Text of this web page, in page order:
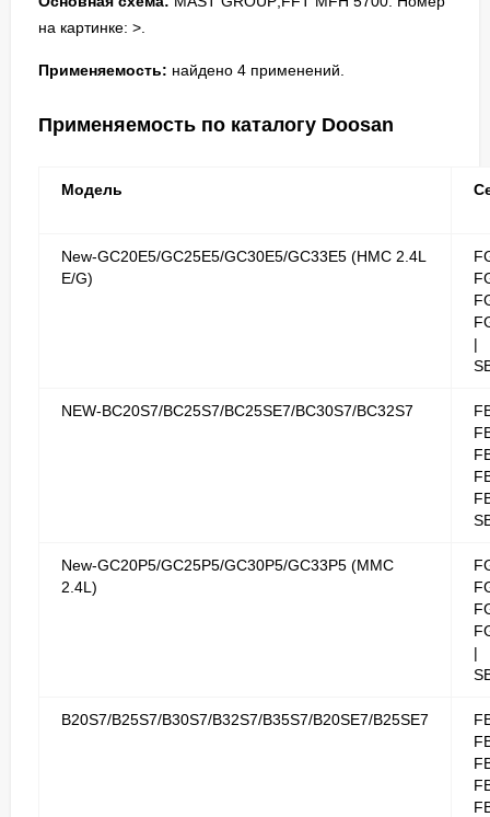
на картинке: >.
Применяемость: найдено 4 применений.
Применяемость по каталогу Doosan
Модель
New-GC20E5/GC25E5/GC30E5/GC33E5 (HMC 2.4L
E/G)
|
NEW-BC20S7/BC25S7/BC25SE7/BC30S7/BC32S7
New-GC20P5/GC25P5/GC30P5/GC33P5 (MMC
2.4L)
|
B20S7/B25S7/B30S7/B32S7/B35S7/B20SE7/B25SE7